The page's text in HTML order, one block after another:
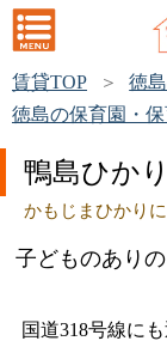
賃貸TOP
徳
徳島の保育園・
鴨島ひか
かもじまひかり
子どものあり
国道318号線に